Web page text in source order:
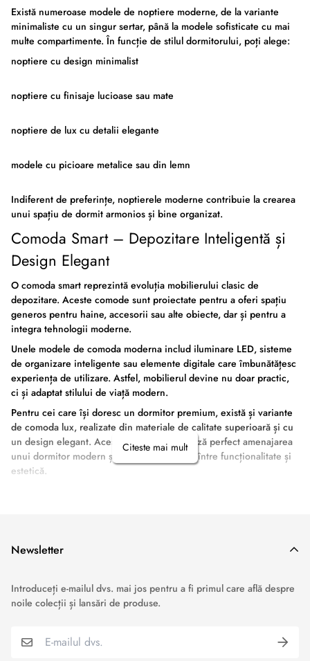
Există numeroase modele de noptiere moderne, de la variante
minimaliste cu un singur sertar, până la modele sofisticate cu mai
multe compartimente. În funcție de stilul dormitorului, poți alege:
noptiere cu design minimalist
noptiere cu finisaje lucioase sau mate
noptiere de lux cu detalii elegante
modele cu picioare metalice sau din lemn
Indiferent de preferințe, noptierele moderne contribuie la crearea
unui spațiu de dormit armonios și bine organizat.
Comoda Smart – Depozitare Inteligentă și
Design Elegant
O comoda smart reprezintă evoluția mobilierului clasic de
depozitare. Aceste comode sunt proiectate pentru a oferi spațiu
generos pentru haine, accesorii sau alte obiecte, dar și pentru a
integra tehnologii moderne.
Unele modele de comoda moderna includ iluminare LED, sisteme
de organizare inteligente sau elemente digitale care îmbunătățesc
experiența de utilizare. Astfel, mobilierul devine nu doar practic,
ci și adaptat stilului de viață modern.
Pentru cei care își doresc un dormitor premium, există și variante
de comoda lux, realizate din materiale de calitate superioară și cu
un design elegant. Aceste piese completează perfect amenajarea
unui dormitor modern și oferă un echilibru între funcționalitate și
estetică.
Citeste mai mult
Newsletter
Introduceți e-mailul dvs. mai jos pentru a fi primul care află despre
noile colecții și lansări de produse.
Service si garantii ›